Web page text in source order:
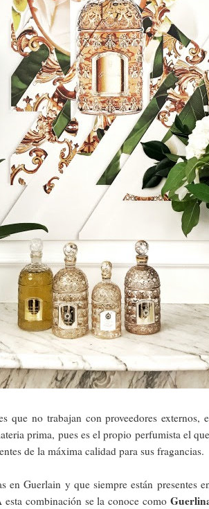
que no trabajan con proveedores
prima, pues es el propio perfumista el
de la máxima calidad para sus fragancias.
en Guerlain y que siempre están presentes
combinación se la conoce como